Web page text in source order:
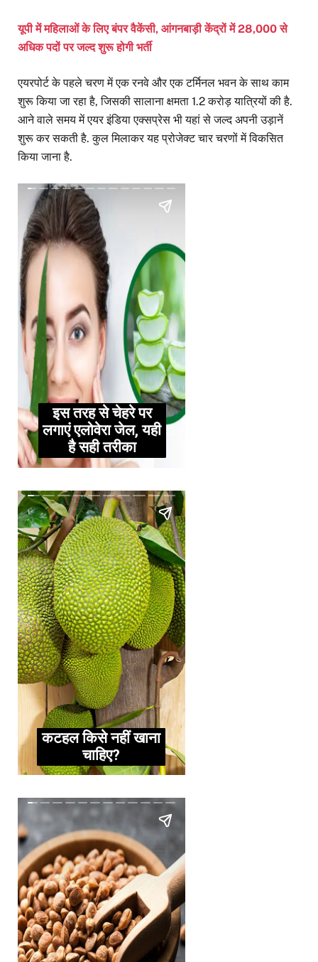
यूपी में महिलाओं के लिए बंपर वैकेंसी, आंगनबाड़ी केंद्रों में 28,000 से
अधिक पदों पर जल्द शुरू होगी भर्ती
एयरपोर्ट के पहले चरण में एक रनवे और एक टर्मिनल भवन के साथ काम
शुरू किया जा रहा है, जिसकी सालाना क्षमता 1.2 करोड़ यात्रियों की है.
आने वाले समय में एयर इंडिया एक्सप्रेस भी यहां से जल्द अपनी उड़ानें
शुरू कर सकती है. कुल मिलाकर यह प्रोजेक्ट चार चरणों में विकसित
किया जाना है.